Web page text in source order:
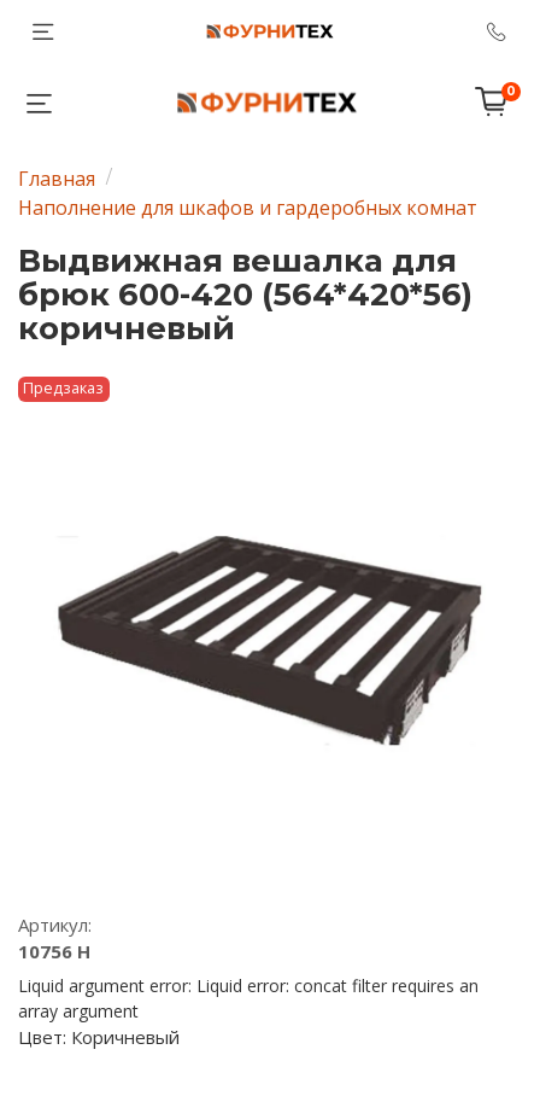
0
Главная
Наполнение для шкафов и гардеробных комнат
Выдвижная вешалка для
брюк 600-420 (564*420*56)
коричневый
Предзаказ
Артикул:
10756 H
Liquid argument error: Liquid error: concat filter requires an
array argument
Цвет: Коричневый